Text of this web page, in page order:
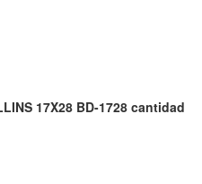
17X28 BD-1728 cantidad